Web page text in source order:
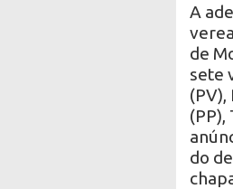
A
de
sete
(PV),
(PP),
do